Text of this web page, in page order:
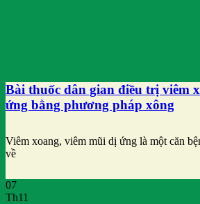
Bài thuốc dân gian điều trị viêm
ứng bằng phương pháp xông
Viêm xoang, viêm mũi dị ứng là một căn
về
07
Th11